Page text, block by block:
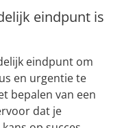
eindpunt is
eindpunt om
en urgentie te
bepalen van een
dat je